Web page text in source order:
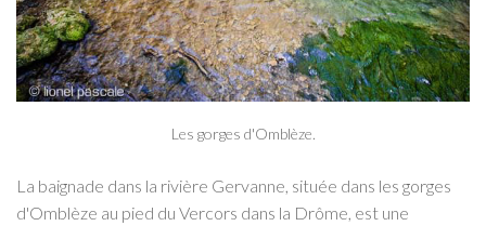
Les gorges d'Omblèze.
La baignade dans la rivière Gervanne, située dans les gorges
d'Omblèze au pied du Vercors dans la Drôme, est une